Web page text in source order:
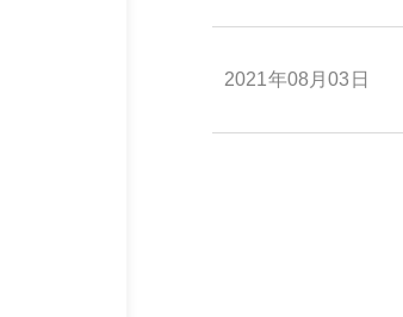
2021年08月03日